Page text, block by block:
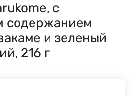
с
содержанием
и зеленый
216 г